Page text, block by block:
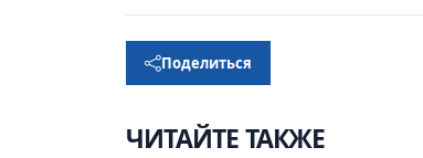
Поделиться
ЧИТАЙТЕ ТАКЖЕ